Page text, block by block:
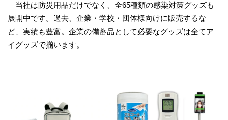
当社は防災用品だけでなく、全65種類の感染対策グッズも
展開中です。過去、企業・学校・団体様向けに販売するな
ど、実績も豊富。企業の備蓄品として必要なグッズは全てア
イグッズで揃います。